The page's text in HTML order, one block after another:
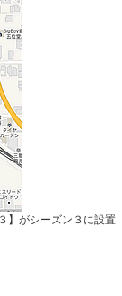
】がシーズン３に設置